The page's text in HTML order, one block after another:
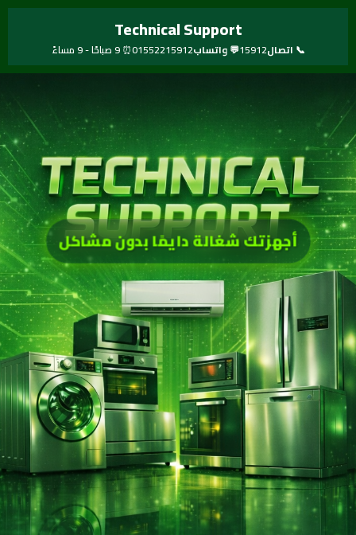
تخطي
Technical Support
📞 اتصال15912💬 واتساب01552215912⏰ 9 صباحًا - 9 مساءً
أجهزتك شغالة دايمًا بدون مشاكل